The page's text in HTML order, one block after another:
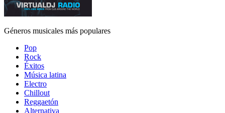
Géneros musicales más populares
Pop
Rock
Éxitos
Música latina
Electro
Chillout
Reggaetón
Alternativa